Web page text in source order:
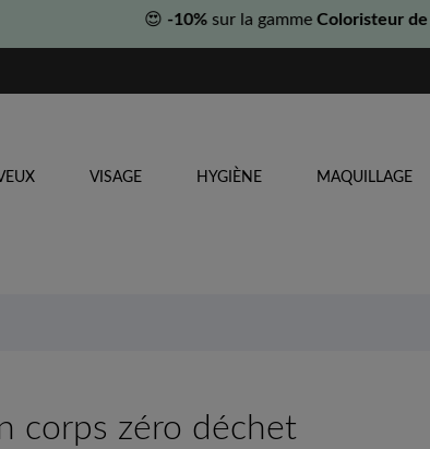
sur la gammeColoristeur de Startec🚿
VISAGE HYGIÈNE MAQUILLAGE
corps zéro déchet